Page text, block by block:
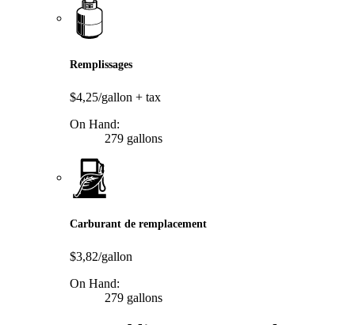
Remplissages
$4,25/gallon + tax
On Hand:
279 gallons
Carburant de remplacement
$3,82/gallon
On Hand:
279 gallons